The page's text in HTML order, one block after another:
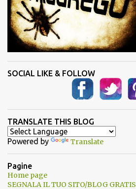
SOCIAL LIKE & FOLLOW
TRANSLATE THIS BLOG
Powered by Translate
Pagine
Home page
SEGNALA IL TUO SITO/BLOG GRATIS